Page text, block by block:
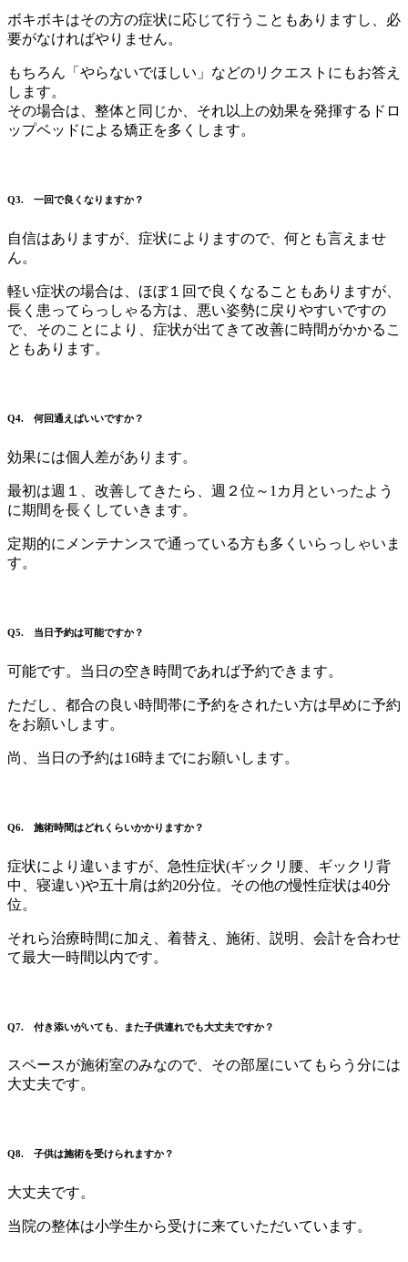
ボキボキはその方の症状に応じて行うこともありますし、必
要がなければやりません。
もちろん「やらないでほしい」などのリクエストにもお答え
します。
その場合は、整体と同じか、それ以上の効果を発揮するドロ
ップベッドによる矯正を多くします。
Q3. 一回で良くなりますか？
自信はありますが、症状によりますので、何とも言えませ
ん。
軽い症状の場合は、ほぼ１回で良くなることもありますが、
長く患ってらっしゃる方は、悪い姿勢に戻りやすいですの
で、そのことにより、症状が出てきて改善に時間がかかるこ
ともあります。
Q4. 何回通えばいいですか？
効果には個人差があります。
最初は週１、改善してきたら、週２位～1カ月といったよう
に期間を長くしていきます。
定期的にメンテナンスで通っている方も多くいらっしゃいま
す。
Q5. 当日予約は可能ですか？
可能です。当日の空き時間であれば予約できます。
ただし、都合の良い時間帯に予約をされたい方は早めに予約
をお願いします。
尚、当日の予約は16時までにお願いします。
Q6. 施術時間はどれくらいかかりますか？
症状により違いますが、急性症状(ギックリ腰、ギックリ背
中、寝違い)や五十肩は約20分位。その他の慢性症状は40分
位。
それら治療時間に加え、着替え、施術、説明、会計を合わせ
て最大一時間以内です。
Q7. 付き添いがいても、また子供連れでも大丈夫ですか？
スペースが施術室のみなので、その部屋にいてもらう分には
大丈夫です。
Q8. 子供は施術を受けられますか？
大丈夫です。
当院の整体は小学生から受けに来ていただいています。